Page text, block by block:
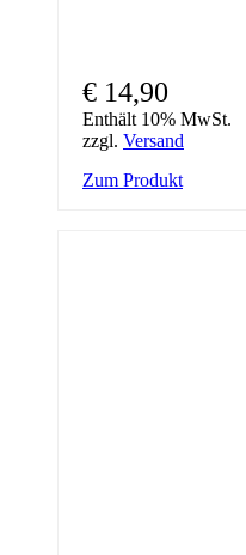
€ 14,90
Enthält 10% MwSt.
zzgl. Versand
Zum Produkt